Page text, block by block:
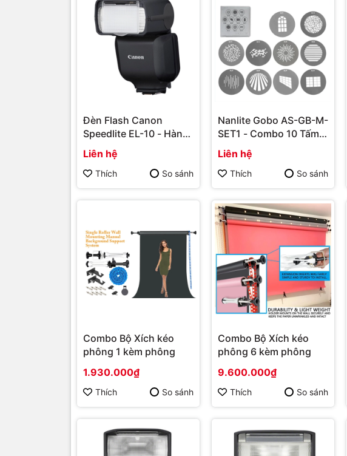
Đèn Flash Canon
Speedlite EL-10 - Hàng
chính hãng
Liên hệ
Thích So sánh
Nanlite Gobo AS-GB-M-
SET1 - Combo 10 Tấm
Tạo Hiệu Ứng
Liên hệ
Thích So sánh
Combo Bộ Xích kéo
phông 1 kèm phông
1.930.000₫
Thích So sánh
Combo Bộ Xích kéo
phông 6 kèm phông
9.600.000₫
Thích So sánh